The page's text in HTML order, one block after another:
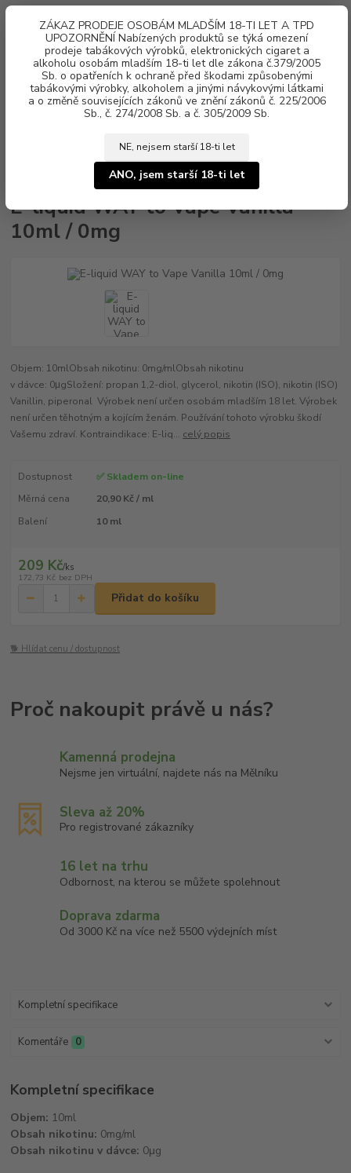
ZÁKAZ PRODEJE OSOBÁM MLADŠÍM 18-TI LET A TPD
UPOZORNĚNÍ Nabízených produktů se týká omezení
prodeje tabákových výrobků, elektronických cigaret a
alkoholu osobám mladším 18-ti let dle zákona č.379/2005
Sb. o opatřeních k ochraně před škodami způsobenými
tabákovými výrobky, alkoholem a jinými návykovými látkami
a o změně souvisejících zákonů ve znění zákonů č. 225/2006
Sb., č. 274/2008 Sb. a č. 305/2009 Sb.
NE, nejsem starší 18-ti let
ANO, jsem starší 18-ti let
Menu
za0 Kč
E-liquid WAY to Vape Vanilla
10ml / 0mg
Objem: 10mlObsah nikotinu: 0mg/mlObsah nikotinu
v dávce: 0μgSložení: propan 1,2-diol, glycerol, nikotin (ISO), nikotin (ISO)
Vanillin, piperonal Výrobek není určen osobám mladším 18 let. Výrobek
není určen těhotným a kojícím ženám. Používání tohoto výrobku škodí
Vašemu zdraví. Kontraindikace: E-liq... celý popis
Dostupnost
✅ Skladem on-line
Měrná cena
20,90 Kč / ml
Balení
10 ml
209 Kč/ks
172,73 Kč bez DPH
Přidat do košíku
🐕 Hlídat cenu / dostupnost
Kamenná prodejna
Nejsme jen virtuální, najdete nás na Mělníku
Sleva až 20%
Pro registrované zákazníky
16 let na trhu
Odbornost, na kterou se můžete spolehnout
Doprava zdarma
Od 3000 Kč na více než 5500 výdejních míst
Kompletní specifikace
Komentáře 0
Kompletní specifikace
Objem: 10ml
Obsah nikotinu: 0mg/ml
Obsah nikotinu v dávce: 0μg